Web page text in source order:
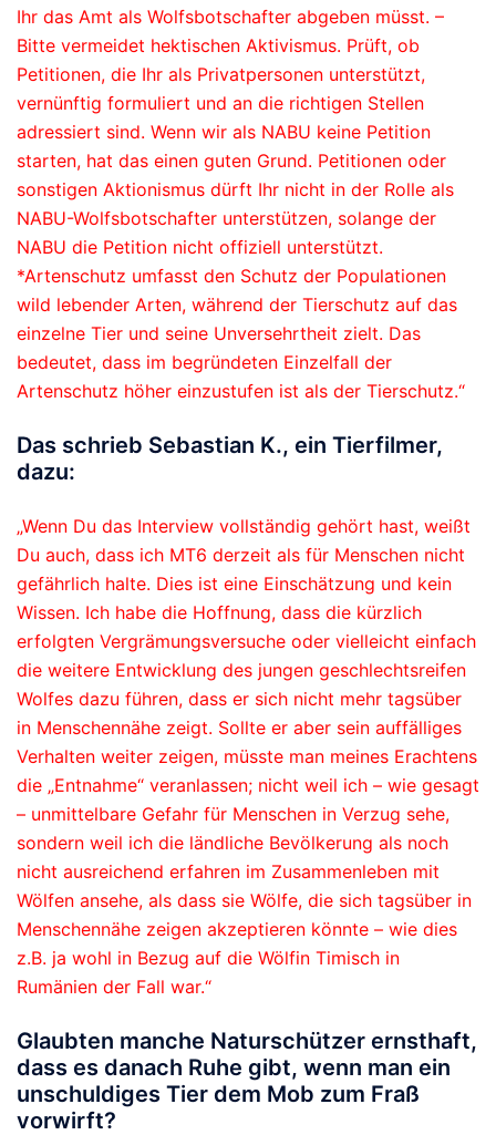
Ihr das Amt als Wolfsbotschafter abgeben müsst. –
Bitte vermeidet hektischen Aktivismus. Prüft, ob
Petitionen, die Ihr als Privatpersonen unterstützt,
vernünftig formuliert und an die richtigen Stellen
adressiert sind. Wenn wir als NABU keine Petition
starten, hat das einen guten Grund. Petitionen oder
sonstigen Aktionismus dürft Ihr nicht in der Rolle als
NABU-Wolfsbotschafter unterstützen, solange der
NABU die Petition nicht offiziell unterstützt.
*Artenschutz umfasst den Schutz der Populationen
wild lebender Arten, während der Tierschutz auf das
einzelne Tier und seine Unversehrtheit zielt. Das
bedeutet, dass im begründeten Einzelfall der
Artenschutz höher einzustufen ist als der Tierschutz.“
Das schrieb Sebastian K., ein Tierfilmer,
dazu:
„Wenn Du das Interview vollständig gehört hast, weißt
Du auch, dass ich MT6 derzeit als für Menschen nicht
gefährlich halte. Dies ist eine Einschätzung und kein
Wissen. Ich habe die Hoffnung, dass die kürzlich
erfolgten Vergrämungsversuche oder vielleicht einfach
die weitere Entwicklung des jungen geschlechtsreifen
Wolfes dazu führen, dass er sich nicht mehr tagsüber
in Menschennähe zeigt. Sollte er aber sein auffälliges
Verhalten weiter zeigen, müsste man meines Erachtens
die „Entnahme“ veranlassen; nicht weil ich – wie gesagt
– unmittelbare Gefahr für Menschen in Verzug sehe,
sondern weil ich die ländliche Bevölkerung als noch
nicht ausreichend erfahren im Zusammenleben mit
Wölfen ansehe, als dass sie Wölfe, die sich tagsüber in
Menschennähe zeigen akzeptieren könnte – wie dies
z.B. ja wohl in Bezug auf die Wölfin Timisch in
Rumänien der Fall war.“
Glaubten manche Naturschützer ernsthaft,
dass es danach Ruhe gibt, wenn man ein
unschuldiges Tier dem Mob zum Fraß
vorwirft?